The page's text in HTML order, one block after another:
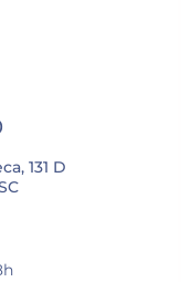
131 D